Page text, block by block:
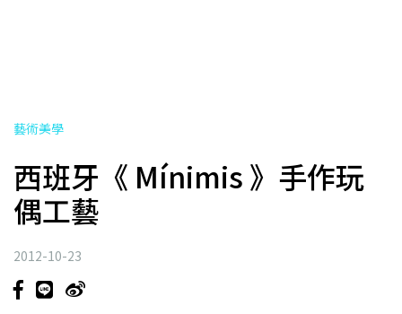
藝術美學
西班牙《 Mínimis 》手作玩
偶工藝
2012-10-23